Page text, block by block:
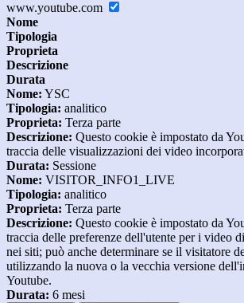
www.youtube.com
Nome
Tipologia
Proprieta
Descrizione
Durata
Nome: YSC
Tipologia: analitico
Proprieta: Terza parte
Descrizione: Questo cookie è impostato da
traccia delle visualizzazioni dei video
Durata: Sessione
Nome: VISITOR_INFO1_LIVE
Tipologia: analitico
Proprieta: Terza parte
Descrizione: Questo cookie è impostato da
traccia delle preferenze dell'utente per i video
nei siti; può anche determinare se il visitatore
utilizzando la nuova o la vecchia versione
Youtube.
Durata: 6 mesi